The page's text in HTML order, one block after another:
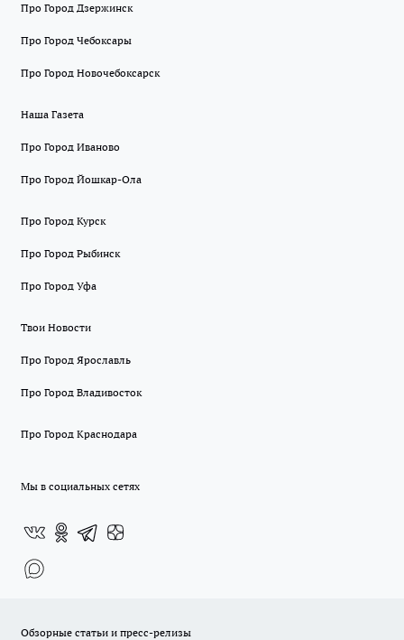
Про Город Дзержинск
Про Город Чебоксары
Про Город Новочебоксарск
Наша Газета
Про Город Иваново
Про Город Йошкар-Ола
Про Город Курск
Про Город Рыбинск
Про Город Уфа
Твои Новости
Про Город Ярославль
Про Город Владивосток
Про Город Краснодара
Мы в социальных сетях
Обзорные статьи и пресс-релизы